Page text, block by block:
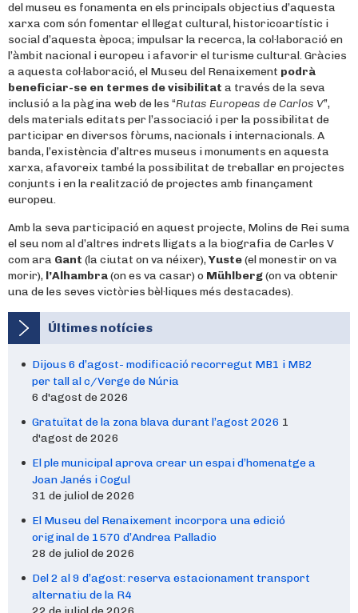
del museu es fonamenta en els principals objectius d’aquesta
xarxa com són fomentar el llegat cultural, historicoartístic i
social d’aquesta època; impulsar la recerca, la col·laboració en
l’àmbit nacional i europeu i afavorir el turisme cultural. Gràcies
a aquesta col·laboració, el Museu del Renaixement podrà
beneficiar-se en termes de visibilitat a través de la seva
inclusió a la pàgina web de les “Rutas Europeas de Carlos V”,
dels materials editats per l’associació i per la possibilitat de
participar en diversos fòrums, nacionals i internacionals. A
banda, l’existència d’altres museus i monuments en aquesta
xarxa, afavoreix també la possibilitat de treballar en projectes
conjunts i en la realització de projectes amb finançament
europeu.
Amb la seva participació en aquest projecte, Molins de Rei suma
el seu nom al d’altres indrets lligats a la biografia de Carles V
com ara Gant (la ciutat on va néixer),Yuste(el monestir on va
morir), l’Alhambra(on es va casar) o Mühlberg(on va obtenir
una de les seves victòries bèl·liques més destacades).
Últimes notícies
Dijous 6 d’agost- modificació recorregut MB1 i MB2
per tall al c/Verge de Núria
6 d'agost de 2026
Gratuïtat de la zona blava durant l’agost 2026 1
d'agost de 2026
El ple municipal aprova crear un espai d’homenatge a
Joan Janés i Cogul
31 de juliol de 2026
El Museu del Renaixement incorpora una edició
original de 1570 d’Andrea Palladio
28 de juliol de 2026
Del 2 al 9 d’agost: reserva estacionament transport
alternatiu de la R4